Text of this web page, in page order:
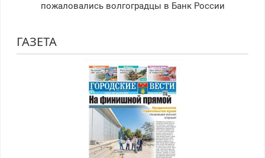
пожаловались волгоградцы в Банк России
ГАЗЕТА